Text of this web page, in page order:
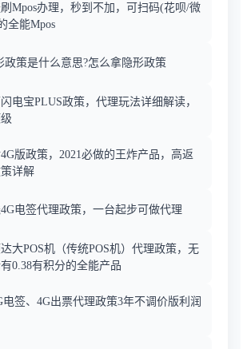
Mpos办理，秒到不加，可扫码(花呗/微
全能Mpos
政策是什么意思?怎么拿隐形政策
电宝PLUS政策，代理玩法详细解读，
版政策，2021必做的王炸产品，高返
详解
电签代理政策，一台起步可做代理
大POS机（传统POS机）代理政策，无
0.38有积分的全能产品
电签、4G出票代理政策3年不调价版利润